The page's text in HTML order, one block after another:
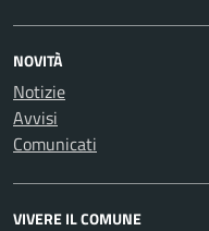
NOVITÀ
Notizie
Avvisi
Comunicati
VIVERE IL COMUNE